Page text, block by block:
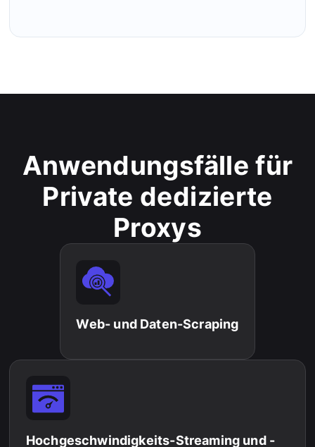
Anwendungsfälle für
Private dedizierte
Proxys
Web- und Daten-Scraping
Hochgeschwindigkeits-Streaming und -